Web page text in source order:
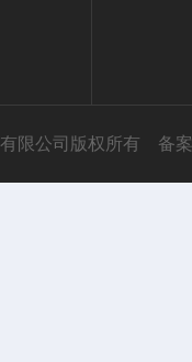
限公司版权所有 备